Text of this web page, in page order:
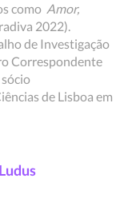
como Amor,
2022).
de Investigação
Correspondente
de Lisboa em